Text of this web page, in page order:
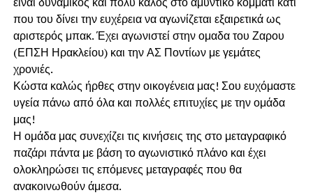
που του δίνει την ευχέρεια να αγωνίζεται εξαιρετικά ως
αριστερός μπακ. Έχει αγωνιστεί στην ομαδα του Ζαρου
(ΕΠΣΗ Ηρακλείου) και την ΑΣ Ποντίων με γεμάτες
χρονιές.
Κώστα καλώς ήρθες στην οικογένεια μας! Σου ευχόμαστε
υγεία πάνω από όλα και πολλές επιτυχίες με την ομάδα
μας!
Η ομάδα μας συνεχίζει τις κινήσεις της στο μεταγραφικό
παζάρι πάντα με βάση το αγωνιστικό πλάνο και έχει
ολοκληρώσει τις επόμενες μεταγραφές που θα
ανακοινωθούν άμεσα.